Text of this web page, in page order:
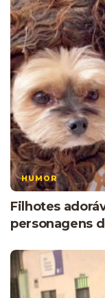
HUMOR
Filhotes
personagens